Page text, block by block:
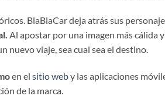
BlaBlaCar deja atrás sus
Al apostar por una imagen más cálida
nuevo viaje, sea cual sea el destino.
en el sitio weby las aplicaciones
de la marca.